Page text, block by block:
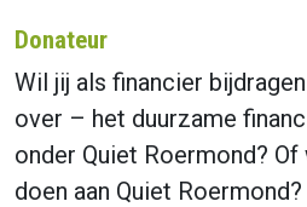
Donateur
Wil jij als financier
over – het duurzame
onder Quiet Roermond?
doen aan Quiet